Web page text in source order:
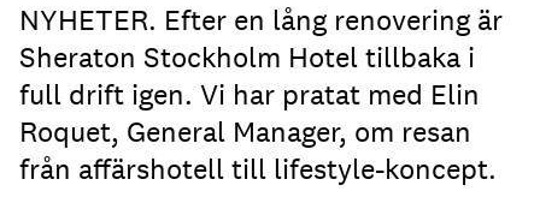
NYHETER. Efter en lång renovering är
Sheraton Stockholm Hotel tillbaka i
full drift igen. Vi har pratat med Elin
Roquet, General Manager, om resan
från affärshotell till lifestyle-koncept.